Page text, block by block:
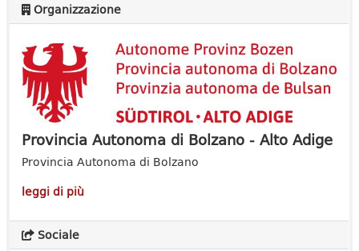
Organizzazione
Provincia Autonoma di Bolzano - Alto Adige
Provincia Autonoma di Bolzano
leggi di più
Sociale